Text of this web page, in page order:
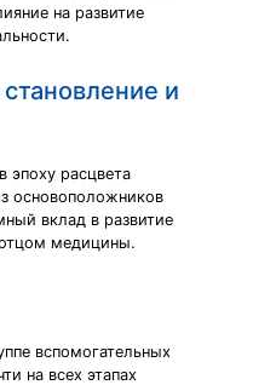
на развитие
и
эпоху расцвета
основоположников
вклад в развитие
медицины.
вспомогательных
на всех этапах